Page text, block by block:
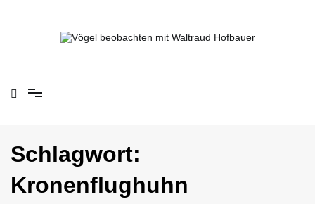
Schlagwort:
Kronenflughuhn